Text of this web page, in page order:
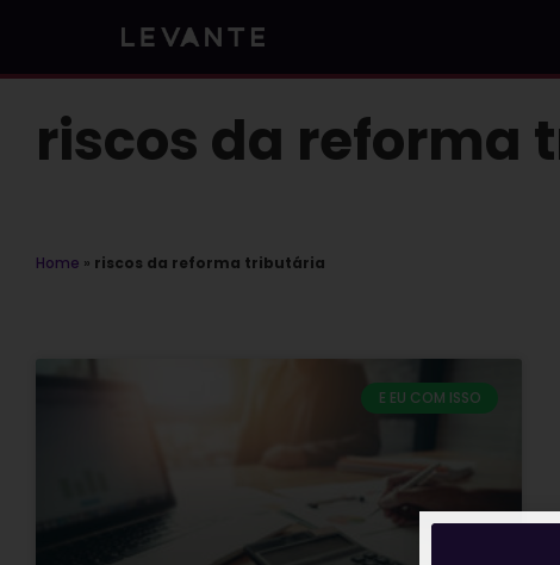
riscos da reforma
Home » riscos da reforma tributária
E EU COM ISSO